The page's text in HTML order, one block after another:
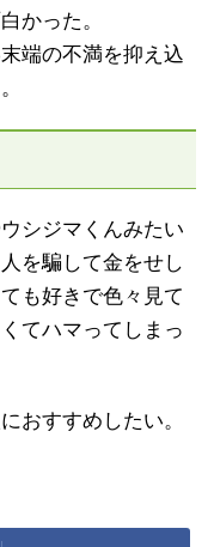
かった。
端の不満を抑え込
シジマくんみたい
を騙して金をせし
も好きで色々見て
てハマってしまっ
おすすめしたい。